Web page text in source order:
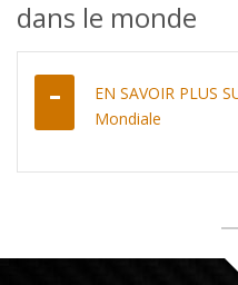
dans le monde
EN SAVOIR PLUS
Mondiale